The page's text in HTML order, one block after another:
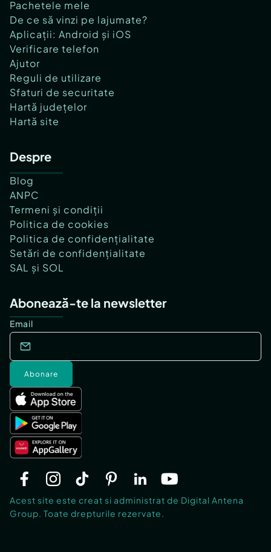
Pachetele mele
De ce să vinzi pe lajumate?
Aplicații: Android și iOS
Verificare telefon
Ajutor
Reguli de utilizare
Sfaturi de securitate
Hartă județelor
Hartă site
Despre
Blog
ANPC
Termeni și condiții
Politica de cookies
Politica de confidențialitate
Setări de confidențialitate
SAL și SOL
Abonează-te la newsletter
Email
Abonare
Acest site este creat si administrat de Digital Antena
Group. Toate drepturile rezervate.